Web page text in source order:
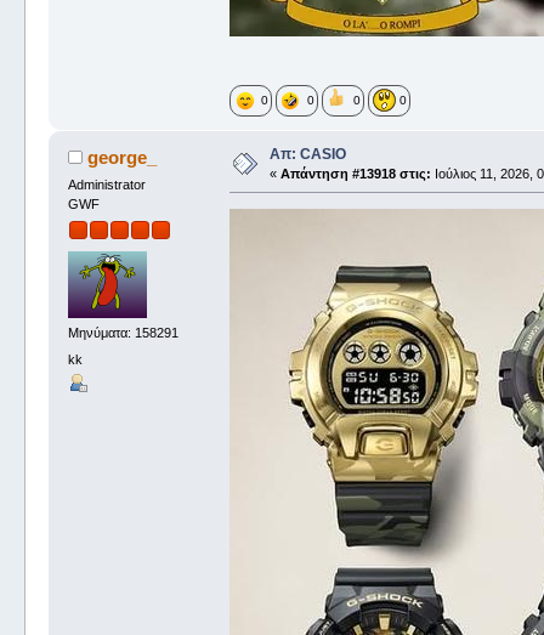
0 0 0 0
george_
Administrator
GWF
Μηνύματα: 158291
kk
Απ: CASIO
« Απάντηση #13918 στις: Ιούλιος 11, 2026,